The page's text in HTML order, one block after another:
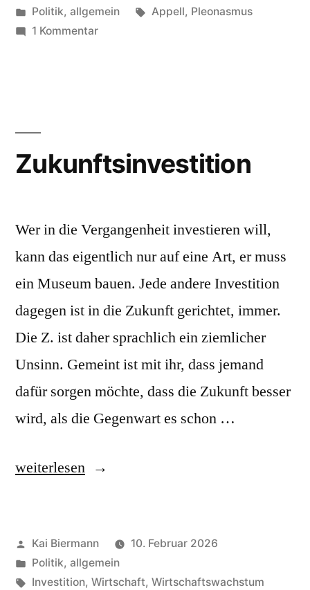
von
Veröffentlicht
in
Politik, allgemein Schlagwörter:
Appell, Pleonasmus
1 Kommentarzu
Zukunftsinvestition
Wer in die Vergangenheit investieren will,
kann das eigentlich nur auf eine Art, er muss
ein Museum bauen. Jede andere Investition
dagegen ist in die Zukunft gerichtet, immer.
Die Z. ist daher sprachlich ein ziemlicher
Unsinn. Gemeint ist mit ihr, dass jemand
dafür sorgen möchte, dass die Zukunft besser
wird, als die Gegenwart es schon …
„Zukunftsinvestition“
weiterlesen
Veröffentlicht
von
Kai Biermann
10. Februar 2026
Veröffentlicht
in
Politik, allgemein
Schlagwörter:
Investition, Wirtschaft, Wirtschaftswachstum